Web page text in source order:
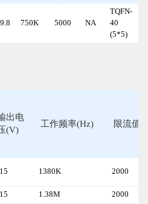
750K 5000 NA
TQFN-
40
(5*5)
出电
(V)
工作频率(Hz) 限流值
1380K 2000
1.38M 2000